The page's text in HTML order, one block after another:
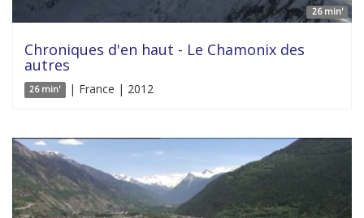
26 min'
Chroniques d'en haut - Le Chamonix des
autres
26 min' | France | 2012